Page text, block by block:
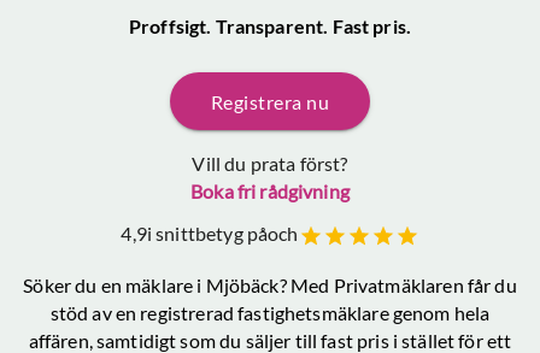
Proffsigt. Transparent. Fast pris.
Registrera nu
Vill du prata först?
Boka fri rådgivning
4,9i snittbetyg påoch
Söker du en mäklare i Mjöbäck? Med Privatmäklaren får du
stöd av en registrerad fastighetsmäklare genom hela
affären, samtidigt som du säljer till fast pris i stället för ett